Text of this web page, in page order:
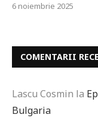
6 noiembrie 2025
COMENTARII
Lascu Cosmin la
Bulgaria